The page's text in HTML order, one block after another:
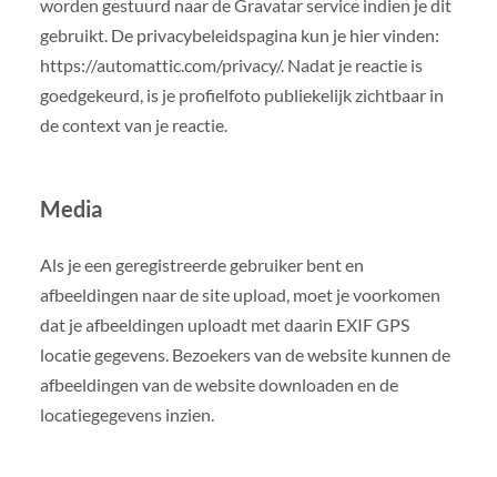
worden gestuurd naar de Gravatar service indien je dit
gebruikt. De privacybeleidspagina kun je hier vinden:
https://automattic.com/privacy/. Nadat je reactie is
goedgekeurd, is je profielfoto publiekelijk zichtbaar in
de context van je reactie.
Media
Als je een geregistreerde gebruiker bent en
afbeeldingen naar de site upload, moet je voorkomen
dat je afbeeldingen uploadt met daarin EXIF GPS
locatie gegevens. Bezoekers van de website kunnen de
afbeeldingen van de website downloaden en de
locatiegegevens inzien.